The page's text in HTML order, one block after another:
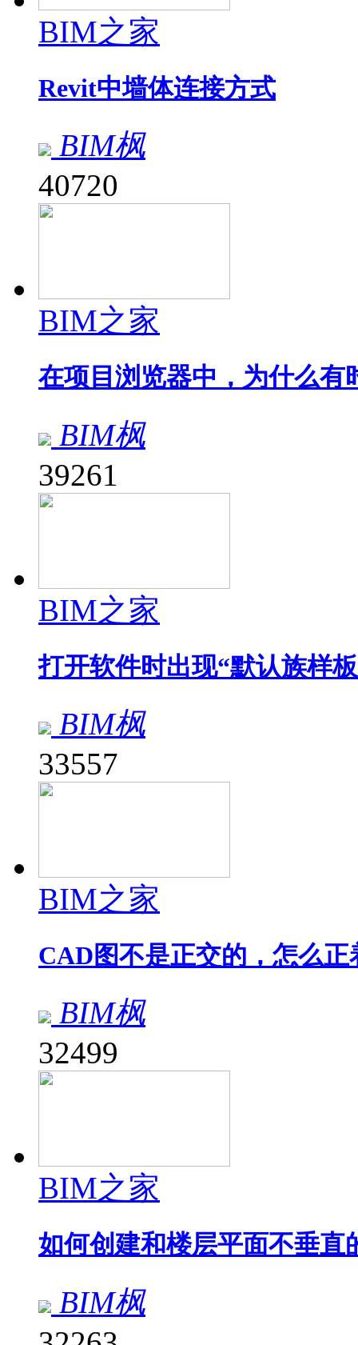
BIM之家
Revit中墙体连接方式
BIM枫
40720
BIM之家
在项目浏览器中，为什么有
BIM枫
39261
BIM之家
打开软件时出现“默认族样
BIM枫
33557
BIM之家
CAD图不是正交的，怎么
BIM枫
32499
BIM之家
如何创建和楼层平面不垂直
BIM枫